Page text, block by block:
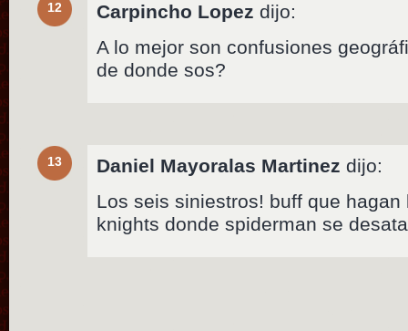
12 Carpincho Lopez dijo:
A lo mejor son confusiones
de donde sos?
13 Daniel Mayoralas Martinez dijo:
Los seis siniestros! buff que
knights donde spiderman se